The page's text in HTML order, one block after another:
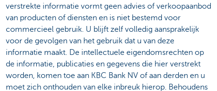
verstrekte informatie vormt geen advies of verkoopaanbod
van producten of diensten en is niet bestemd voor
commercieel gebruik. U blijft zelf volledig aansprakelijk
voor de gevolgen van het gebruik dat u van deze
informatie maakt. De intellectuele eigendomsrechten op
de informatie, publicaties en gegevens die hier verstrekt
worden, komen toe aan KBC Bank NV of aan derden en u
moet zich onthouden van elke inbreuk hierop. Behoudens